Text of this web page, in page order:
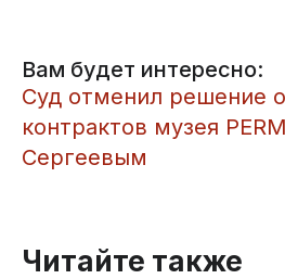
Вам будет интересно:
​Суд отменил решение
контрактов музея
Сергеевым
Читайте также